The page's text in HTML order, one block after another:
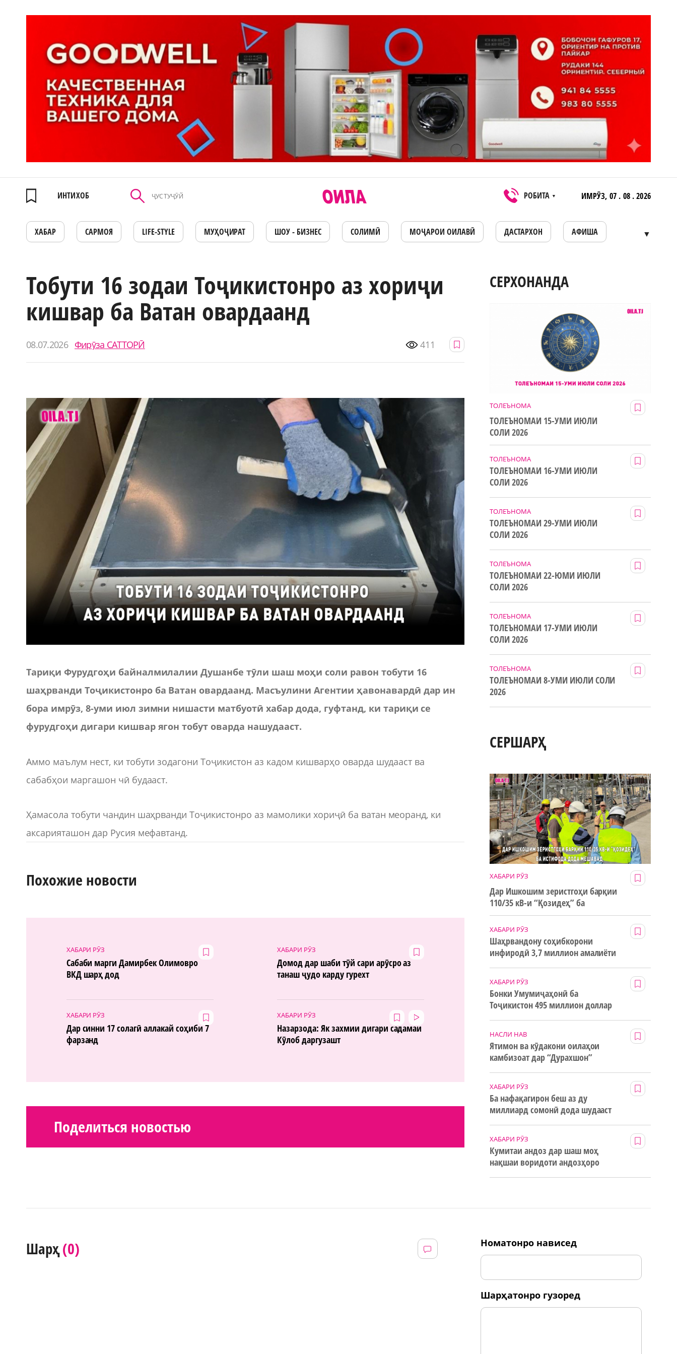
ИНТИХОБ РОБИТА ▼ ИМРӮЗ, 07 . 08 . 2026
ХАБАР САРМОЯ LIFE-STYLE МУҲОҶИРАТ ШОУ - БИЗНЕС СОЛИМӢ МОҶАРОИ ОИЛАВӢ ДАСТАРХОН АФИША ▼
Тобути 16 зодаи Тоҷикистонро аз хориҷи
кишвар ба Ватан овардаанд
08.07.2026 Фирӯза САТТОРӢ 411
Тариқи Фурудгоҳи байналмилалии Душанбе тӯли шаш моҳи соли равон тобути 16
шаҳрванди Тоҷикистонро ба Ватан овардаанд. Масъулини Агентии ҳавонавардӣ дар ин
бора имрӯз, 8-уми июл зимни нишасти матбуотӣ хабар дода, гуфтанд, ки тариқи се
фурудгоҳи дигари кишвар ягон тобут оварда нашудааст.
Аммо маълум нест, ки тобути зодагони Тоҷикистон аз кадом кишварҳо оварда шудааст ва
сабабҳои маргашон чӣ будааст.
Ҳамасола тобути чандин шаҳрванди Тоҷикистонро аз мамолики хориҷӣ ба ватан меоранд, ки
аксарияташон дар Русия мефавтанд.
Похожие новости
ХАБАРИ РӮЗ
Сабаби марги Дамирбек Олимовро
ВКД шарҳ дод
ХАБАРИ РӮЗ
Домод дар шаби тӯй сари арӯсро аз
танаш ҷудо карду гурехт
ХАБАРИ РӮЗ
Дар синни 17 солагӣ аллакай соҳиби 7
фарзанд
ХАБАРИ РӮЗ
Назарзода: Як захмии дигари садамаи
Кӯлоб даргузашт
Поделиться новостью
СЕРХОНАНДА
ТОЛЕЪНОМА
ТОЛЕЪНОМАИ 15-УМИ ИЮЛИ
СОЛИ 2026
ТОЛЕЪНОМА
ТОЛЕЪНОМАИ 16-УМИ ИЮЛИ
СОЛИ 2026
ТОЛЕЪНОМА
ТОЛЕЪНОМАИ 29-УМИ ИЮЛИ
СОЛИ 2026
ТОЛЕЪНОМА
ТОЛЕЪНОМАИ 22-ЮМИ ИЮЛИ
СОЛИ 2026
ТОЛЕЪНОМА
ТОЛЕЪНОМАИ 17-УМИ ИЮЛИ
СОЛИ 2026
ТОЛЕЪНОМА
ТОЛЕЪНОМАИ 8-УМИ ИЮЛИ СОЛИ
2026
СЕРШАРҲ
ХАБАРИ РӮЗ
Дар Ишкошим зеристгоҳи барқии
110/35 кВ-и “Қозидеҳ” ба
истифода дода мешавад
ХАБАРИ РӮЗ
Шаҳрвандону соҳибкорони
инфиродӣ 3,7 миллион амалиёти
ХАБАРИ РӮЗ
Бонки Умумиҷаҳонӣ ба
Тоҷикистон 495 миллион доллар
НАСЛИ НАВ
Ятимон ва кӯдакони оилаҳои
камбизоат дар “Дурахшон”
ХАБАРИ РӮЗ
Ба нафақагирон беш аз ду
миллиард сомонӣ дода шудааст
ХАБАРИ РӮЗ
Кумитаи андоз дар шаш моҳ
нақшаи воридоти андозҳоро
Шарҳ(0) номатонро нависед
шарҳатонро гузоред